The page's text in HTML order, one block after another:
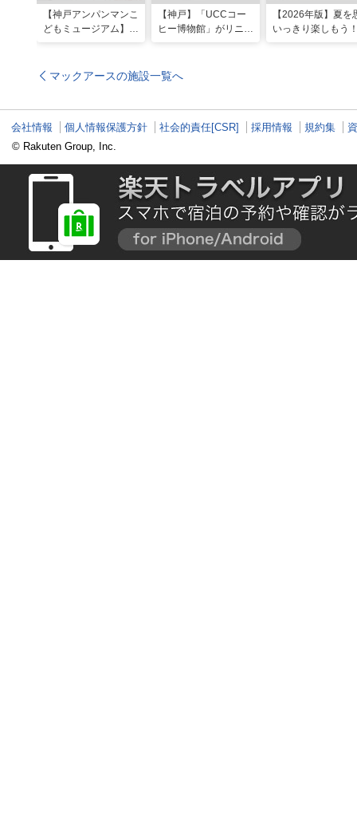
【神戸アンパンマンこ
どもミュージアム】夏
ょ濡れになって暑さを
【神戸】「UCCコー
ヒー博物館」がリニュ
【2026年版】夏を
いっきり楽しもう
マックアースの施設一覧へ
会社情報 個人情報保護方針 社会的責任[CSR] 採用情報 規約集
© Rakuten Group, Inc.